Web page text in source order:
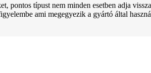
pontos típust nem minden esetben adja
ami megegyezik a gyártó által